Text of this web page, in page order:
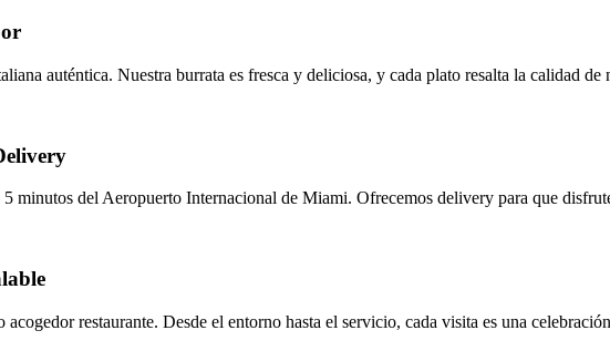
auténtica. Nuestra burrata es fresca y deliciosa, y cada plato resalta la calidad
minutos del Aeropuerto Internacional de Miami. Ofrecemos delivery para que
restaurante. Desde el entorno hasta el servicio, cada visita es una